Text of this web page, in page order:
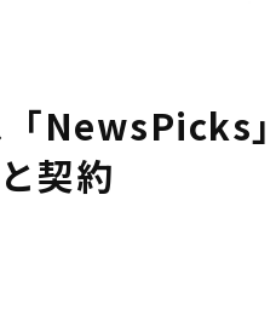
NewsPicks
契約